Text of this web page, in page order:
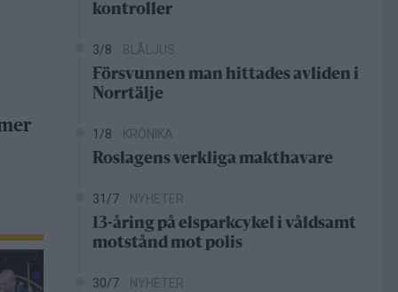
kontroller
3/8 BLÅLJUS
Försvunnen man hittades avliden i
Norrtälje
1/8 KRÖNIKA
Roslagens verkliga makthavare
31/7 NYHETER
13-åring på elsparkcykel i våldsamt
motstånd mot polis
30/7 NYHETER